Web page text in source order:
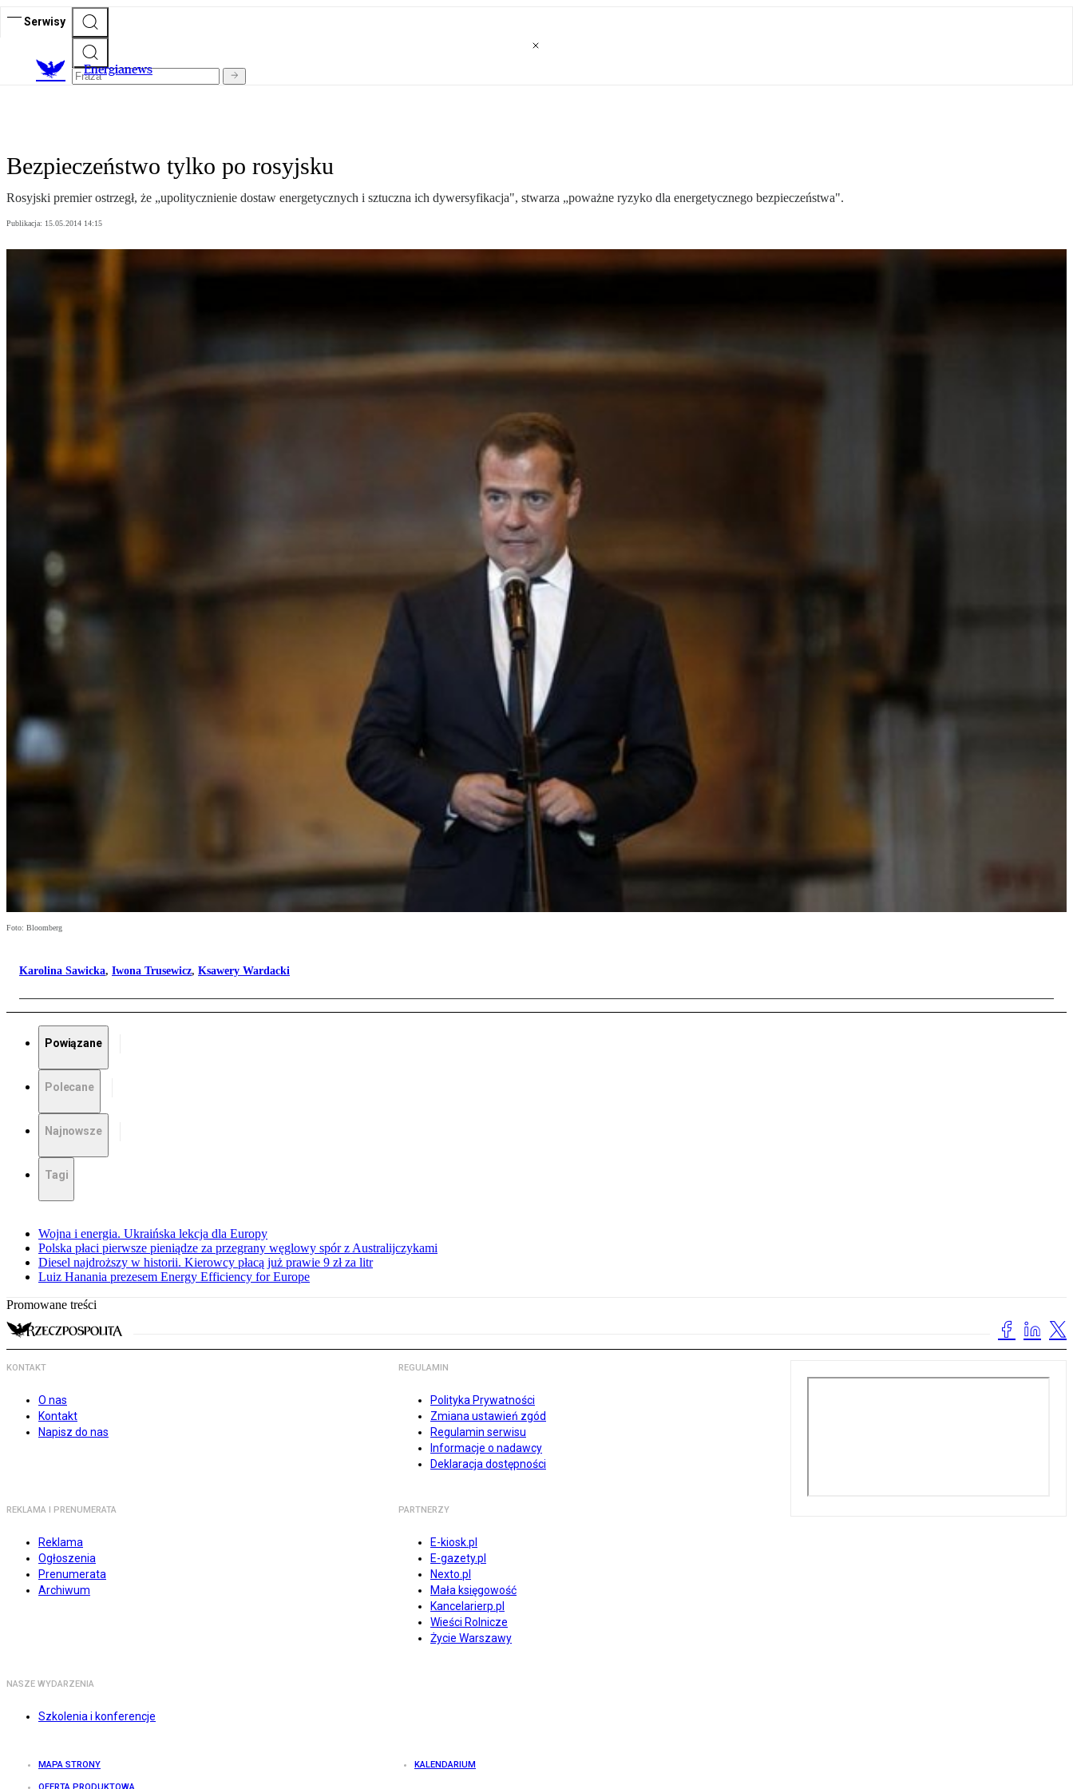
Serwisy
Energianews
Bezpieczeństwo tylko po rosyjsku
Rosyjski premier ostrzegł, że „upolitycznienie dostaw energetycznych i sztuczna ich dywersyfikacja", stwarza „poważne ryzyko dla energetycznego bezpieczeństwa".
Publikacja: 15.05.2014 14:15
Foto: Bloomberg
Karolina Sawicka, Iwona Trusewicz, Ksawery Wardacki
Powiązane
Polecane
Najnowsze
Tagi
Wojna i energia. Ukraińska lekcja dla Europy
Polska płaci pierwsze pieniądze za przegrany węglowy spór z Australijczykami
Diesel najdroższy w historii. Kierowcy płacą już prawie 9 zł za litr
Luiz Hanania prezesem Energy Efficiency for Europe
Promowane treści
KONTAKT
O nas
Kontakt
Napisz do nas
REGULAMIN
Polityka Prywatności
Zmiana ustawień zgód
Regulamin serwisu
Informacje o nadawcy
Deklaracja dostępności
REKLAMA I PRENUMERATA
Reklama
Ogłoszenia
Prenumerata
Archiwum
PARTNERZY
E-kiosk.pl
E-gazety.pl
Nexto.pl
Mała księgowość
Kancelarierp.pl
Wieści Rolnicze
Życie Warszawy
NASZE WYDARZENIA
Szkolenia i konferencje
MAPA STRONY KALENDARIUM